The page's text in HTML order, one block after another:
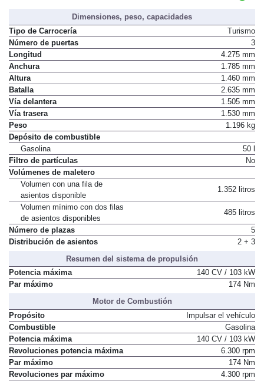
Dimensiones, peso, capacidades
Tipo de Carrocería
Turismo
Número de puertas
3
Longitud
4.275 mm
Anchura
1.785 mm
Altura
1.460 mm
Batalla
2.635 mm
Vía delantera
1.505 mm
Vía trasera
1.530 mm
Peso
1.196 kg
Depósito de combustible
Gasolina
50 l
Filtro de partículas
No
Volúmenes de maletero
Volumen con una fila de
asientos disponible
1.352 litros
Volumen mínimo con dos filas
de asientos disponibles
485 litros
Número de plazas
5
Distribución de asientos
2 + 3
Resumen del sistema de propulsión
Potencia máxima
140 CV / 103 kW
Par máximo
174 Nm
Motor de Combustión
Propósito
Impulsar el vehículo
Combustible
Gasolina
Potencia máxima
140 CV / 103 kW
Revoluciones potencia máxima
6.300 rpm
Par máximo
174 Nm
Revoluciones par máximo
4.300 rpm